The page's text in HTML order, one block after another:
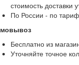
стоимость доставки
По России - по
Бесплатно из
Уточняйте точное